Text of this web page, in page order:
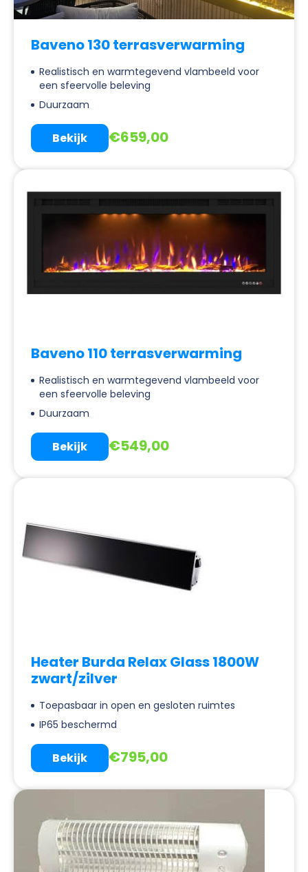
Baveno 130 terrasverwarming
Realistisch en warmtegevend vlambeeld voor
een sfeervolle beleving
Duurzaam
€659,00
Bekijk
Baveno 110 terrasverwarming
Realistisch en warmtegevend vlambeeld voor
een sfeervolle beleving
Duurzaam
€549,00
Bekijk
Heater Burda Relax Glass 1800W
zwart/zilver
Toepasbaar in open en gesloten ruimtes
IP65 beschermd
€795,00
Bekijk